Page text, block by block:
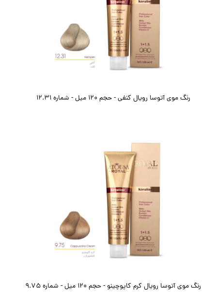
رنگ موی آتوسا رویال کنفی - حجم ۱۲۰ میل - شماره 12.31
رنگ موی آتوسا رویال کرم کاپوچینو - حجم ۱۲۰ میل - شماره 9.75